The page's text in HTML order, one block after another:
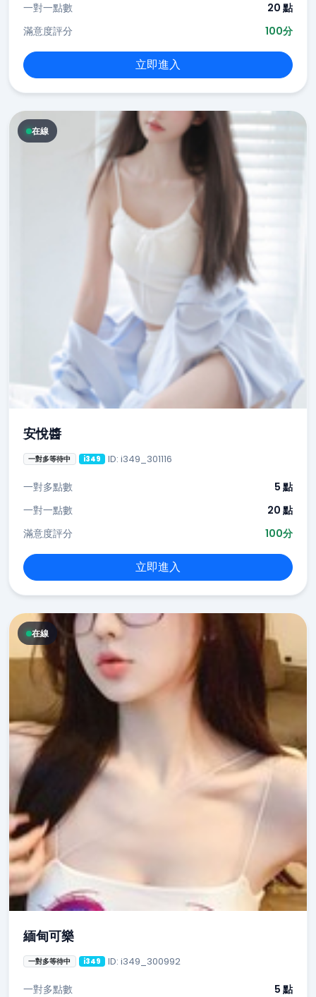
一對一點數
20 點
滿意度評分
100分
立即進入
在線
安悅醬
一對多等待中 i349 ID: i349_301116
一對多點數
5 點
一對一點數
20 點
滿意度評分
100分
立即進入
在線
緬甸可樂
一對多等待中 i349 ID: i349_300992
一對多點數
5 點